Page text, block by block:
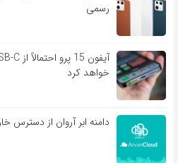
رسمی
خواهد کرد
دامنه ابر آروان از دسترس